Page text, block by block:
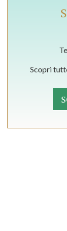
Scopri